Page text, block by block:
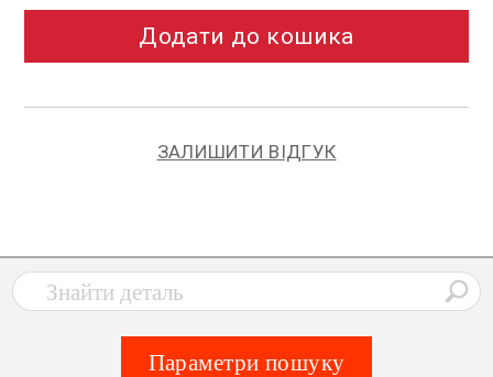
Додати до кошика
ЗАЛИШИТИ ВІДГУК
Параметри пошуку